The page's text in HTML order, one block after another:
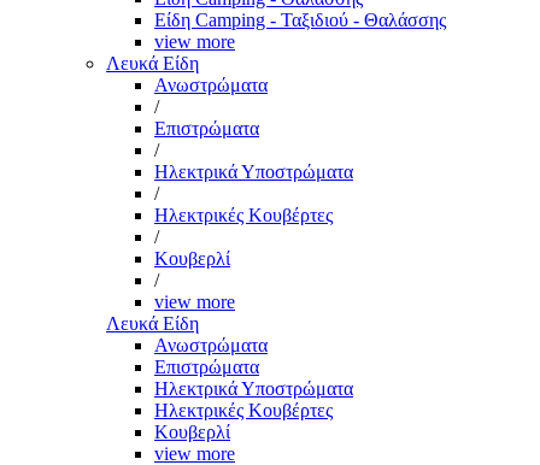
Είδη Camping - Ταξιδιού - Θαλάσσης
view more
Λευκά Είδη
Ανωστρώματα
/
Επιστρώματα
/
Ηλεκτρικά Υποστρώματα
/
Ηλεκτρικές Κουβέρτες
/
Κουβερλί
/
view more
Λευκά Είδη
Ανωστρώματα
Επιστρώματα
Ηλεκτρικά Υποστρώματα
Ηλεκτρικές Κουβέρτες
Κουβερλί
view more